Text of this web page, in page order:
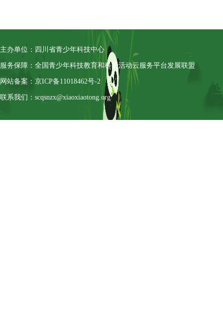
主办单位：四川省青少年科技中心
服务保障：全国青少年科技教育和科普活动云服务平台发展联盟
网站备案：京ICP备11018462号-2
联系我们：scqsnzx@xiaoxiaotong.org